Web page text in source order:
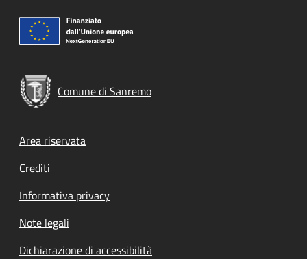
Comune di Sanremo
Footer menu
Area riservata
Crediti
Informativa privacy
Note legali
Dichiarazione di accessibilità